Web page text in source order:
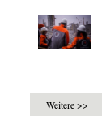
Weitere >>